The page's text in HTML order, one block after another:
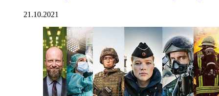
21.10.2021